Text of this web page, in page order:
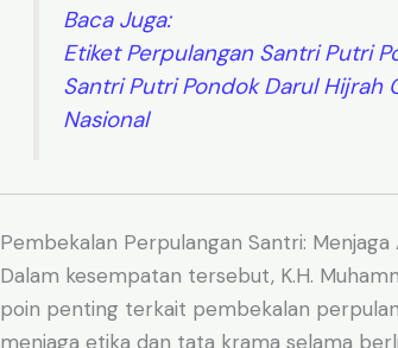
Baca Juga:
Etiket Perpulangan Santri Putri
Santri Putri Pondok Darul Hijrah
Nasional
Pembekalan Perpulangan Santri:
Dalam kesempatan tersebut, K.H.
poin penting terkait pembekalan
menjaga etika dan tata krama selama